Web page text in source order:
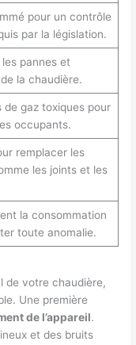
pour un contrôle
par la législation.
pannes et
la chaudière.
de gaz toxiques pour
occupants.
remplacer les
les joints et les
la consommation
toute anomalie.
de votre chaudière,
Une première
de l’appareil.
et des bruits